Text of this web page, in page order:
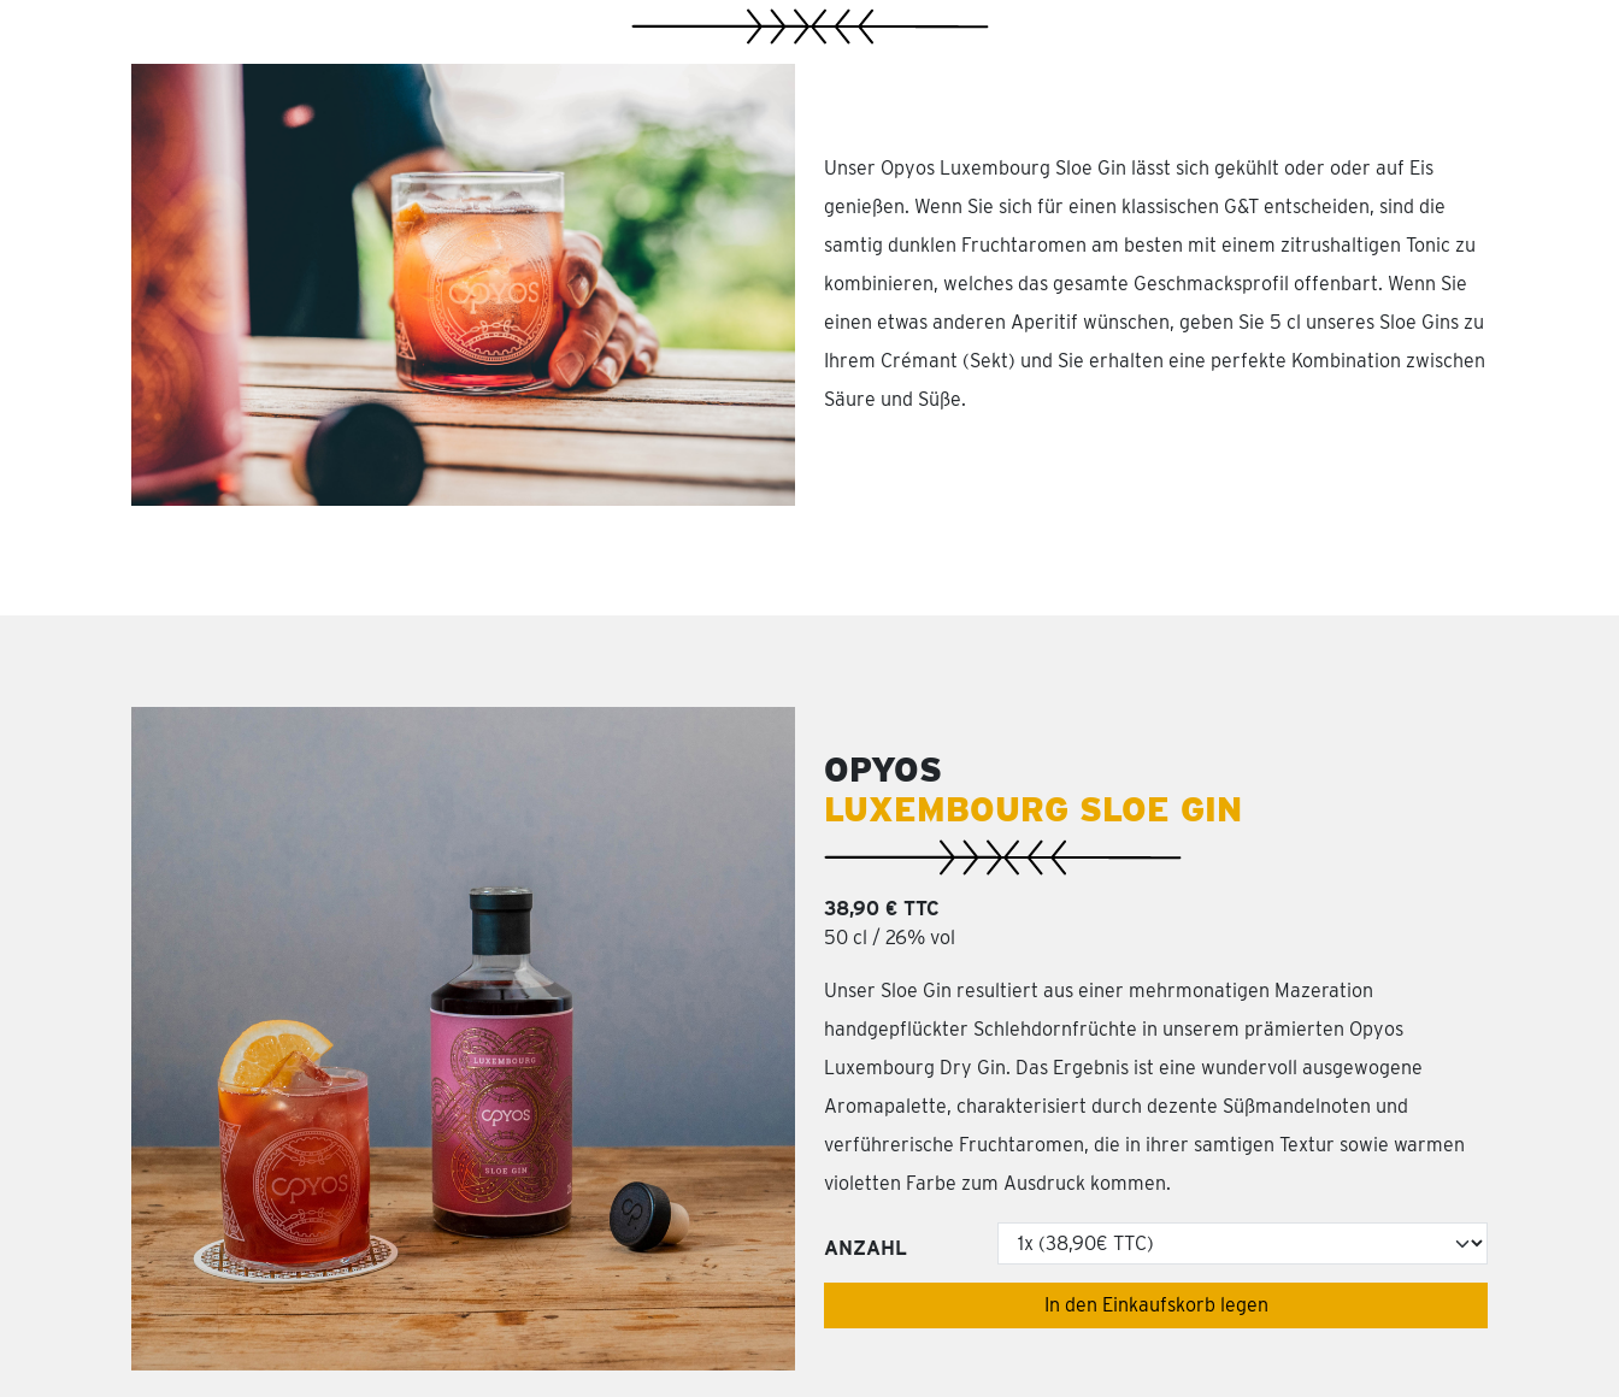
Unser Opyos Luxembourg Sloe Gin lässt sich gekühlt oder oder auf Eis
genießen. Wenn Sie sich für einen klassischen G&T entscheiden, sind die
samtig dunklen Fruchtaromen am besten mit einem zitrushaltigen Tonic zu
kombinieren, welches das gesamte Geschmacksprofil offenbart. Wenn Sie
einen etwas anderen Aperitif wünschen, geben Sie 5 cl unseres Sloe Gins zu
Ihrem Crémant (Sekt) und Sie erhalten eine perfekte Kombination zwischen
Säure und Süße.
OPYOS
LUXEMBOURG SLOE GIN
38,90 € TTC
50 cl / 26% vol
Unser Sloe Gin resultiert aus einer mehrmonatigen Mazeration
handgepflückter Schlehdornfrüchte in unserem prämierten Opyos
Luxembourg Dry Gin. Das Ergebnis ist eine wundervoll ausgewogene
Aromapalette, charakterisiert durch dezente Süßmandelnoten und
verführerische Fruchtaromen, die in ihrer samtigen Textur sowie warmen
violetten Farbe zum Ausdruck kommen.
ANZAHL
In den Einkaufskorb legen